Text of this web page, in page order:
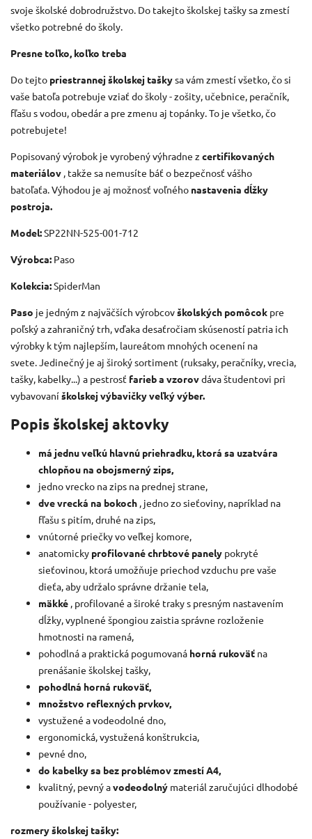
svoje školské dobrodružstvo. Do takejto školskej tašky sa zmestí
všetko potrebné do školy.
Presne toľko, koľko treba
Do tejto priestrannej školskej taškysa vám zmestí všetko, čo si
vaše batoľa potrebuje vziať do školy - zošity, učebnice, peračník,
fľašu s vodou, obedár a pre zmenu aj topánky. To je všetko, čo
potrebujete!
Popisovaný výrobok je vyrobený výhradne z certifikovaných
materiálov , takže sa nemusíte báť o bezpečnosť vášho
batoľaťa. Výhodou je aj možnosť voľného nastavenia dĺžky
postroja.
Model:SP22NN-525-001-712
Výrobca: Paso
Kolekcia:SpiderMan
Paso je jedným z najväčších výrobcovškolských pomôcok pre
poľský a zahraničný trh, vďaka desaťročiam skúseností patria ich
výrobky k tým najlepším, laureátom mnohých ocenení na
svete.
Jedinečný je aj široký sortiment (ruksaky, peračníky, vrecia,
tašky, kabelky...) a pestrosť farieb a vzorovdáva študentovi pri
vybavovaníškolskej výbavičky veľký výber.
Popis školskej aktovky
má jednu veľkú hlavnú priehradku, ktorá sa uzatvára
chlopňou na obojsmerný zips,
jedno vrecko na zips na prednej strane,
dve vrecká na bokoch , jedno zo sieťoviny, napríklad na
fľašu s pitím, druhé na zips,
vnútorné priečky vo veľkej komore,
anatomicky profilované chrbtové panely pokryté
sieťovinou, ktorá umožňuje priechod vzduchu pre vaše
dieťa, aby udržalo správne držanie tela,
mäkké , profilované a široké traky s presným nastavením
dĺžky, vyplnené špongiou zaistia správne rozloženie
hmotnosti na ramená,
pohodlná a praktická pogumovaná horná rukoväť na
prenášanie školskej tašky,
pohodlná horná rukoväť,
množstvo reflexných prvkov,
vystužené a vodeodolné dno,
ergonomická, vystužená konštrukcia,
pevné dno,
do kabelky sa bez problémov zmestí A4,
kvalitný, pevný avodeodolný materiál zaručujúci dlhodobé
používanie - polyester,
rozmery školskej tašky: